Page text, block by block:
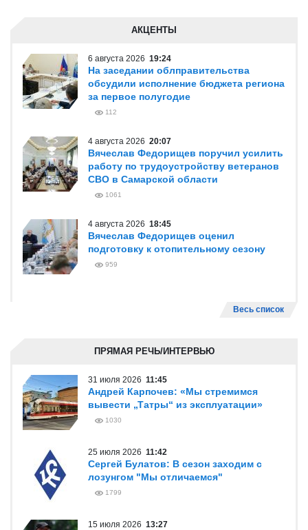
АКЦЕНТЫ
6 августа 2026 19:24
На заседании облправительства
обсудили исполнение бюджета региона
за первое полугодие
112
4 августа 2026 20:07
Вячеслав Федорищев поручил усилить
работу по трудоустройству ветеранов
СВО в Самарской области
1061
4 августа 2026 18:45
Вячеслав Федорищев оценил
подготовку к отопительному сезону
959
Весь список
ПРЯМАЯ РЕЧЬ/ИНТЕРВЬЮ
31 июля 2026 11:45
Андрей Карпочев: «Мы стремимся
вывести „Татры“ из эксплуатации»
1030
25 июля 2026 11:42
Сергей Булатов: В сезон заходим с
лозунгом "Мы отличаемся"
1799
15 июля 2026 13:27